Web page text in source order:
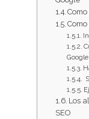
Google
Los
SEO